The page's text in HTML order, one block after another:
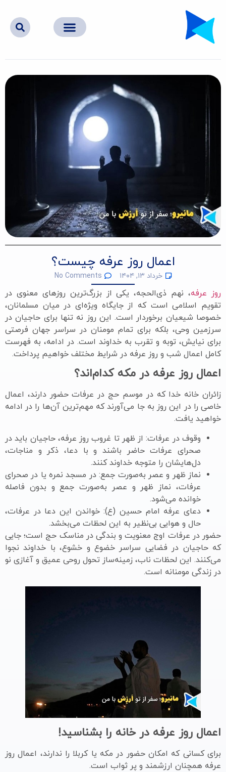
اعمال روز عرفه چیست؟
خرداد ۱۳, ۱۴۰۴ No Comments
روز عرفه، نهم ذی‌الحجه، یکی از بزرگ‌ترین روزهای معنوی در
تقویم اسلامی است که از جایگاه ویژه‌ای در میان مسلمانان،
خصوصا شیعیان برخوردار است. این روز نه تنها برای حاجیان در
سرزمین وحی، بلکه برای تمام مومنان در سراسر جهان فرصتی
برای نیایش، توبه و تقرب به خداوند است. در ادامه، به فهرست
کامل اعمال شب و روز عرفه در شرایط مختلف خواهیم پرداخت.
اعمال روز عرفه در مکه کدام‌اند؟
زائران خانه خدا که در موسم حج در عرفات حضور دارند، اعمال
خاصی را در این روز به جا می‌آورند که مهم‌ترین آن‌ها را در ادامه
خواهید یافت.
وقوف در عرفات: از ظهر تا غروب روز عرفه، حاجیان باید در
صحرای عرفات حاضر باشند و با دعا، ذکر و مناجات،
دل‌هایشان را متوجه خداوند کنند.
نماز ظهر و عصر به‌صورت جمع: در مسجد نمره یا در صحرای
عرفات، نماز ظهر و عصر به‌صورت جمع و بدون فاصله
خوانده می‌شود.
دعای عرفه امام حسین (ع): خواندن این دعا در عرفات،
حال و هوایی بی‌نظیر به این لحظات می‌بخشد.
حضور در عرفات اوج معنویت و بندگی در مناسک حج است؛ جایی
که حاجیان در فضایی سراسر خضوع و خشوع، با خداوند نجوا
می‌کنند. این لحظات ناب، زمینه‌ساز تحول روحی عمیق و آغازی نو
در زندگی مومنانه است.
اعمال روز عرفه در خانه را بشناسید!
برای کسانی که امکان حضور در مکه یا کربلا را ندارند، اعمال روز
عرفه همچنان ارزشمند و پر ثواب است.